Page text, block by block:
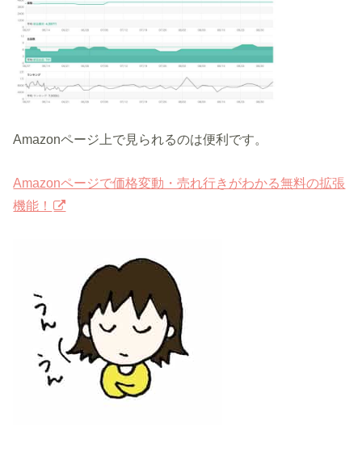
Amazonページ上で見られるのは便利です。
Amazonページで価格変動・売れ行きがわかる無料の拡張
機能！